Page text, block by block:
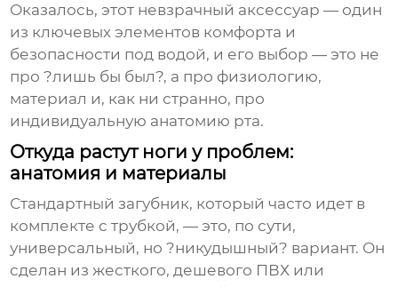
Оказалось, этот невзрачный аксессуар — один
из ключевых элементов комфорта и
безопасности под водой, и его выбор — это не
про ?лишь бы был?, а про физиологию,
материал и, как ни странно, про
индивидуальную анатомию рта.
Откуда растут ноги у проблем:
анатомия и материалы
Стандартный загубник, который часто идет в
комплекте с трубкой, — это, по сути,
универсальный, но ?никудышный? вариант. Он
сделан из жесткого, дешевого ПВХ или